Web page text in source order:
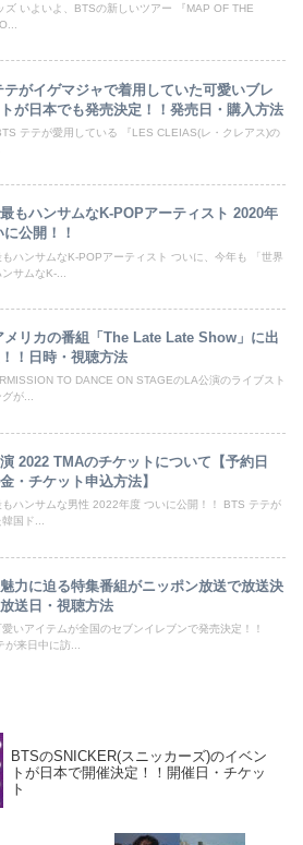
ズ いよいよ、BTSの新しいツアー 『MAP OF THE
テがイゲマジャで着用していた可愛いブレ
が日本でも発売決定！！発売日・購入方法
テテが愛用している 『LES CLEIAS(レ・クレアス)の
もハンサムなK-POPアーティスト 2020年
公開！！
ハンサムなK-POPアーティスト ついに、今年も 「世界
サムなK-...
メリカの番組「The Late Late Show」に出
！日時・視聴方法
TO DANCE ON STAGEのLA公演のライブスト
グが...
2022 TMAのチケットについて【予約日
・チケット申込方法】
もハンサムな男性 2022年度 ついに公開！！ BTS テテが
国ド...
力に迫る特集番組がニッポン放送で放送決
送日・視聴方法
いアイテムが全国のセブンイレブンで発売決定！！
が来日中に訪...
BTSのSNICKER(スニッカーズ)のイベン
トが日本で開催決定！！開催日・チケッ
ト